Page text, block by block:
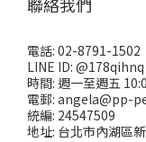
聯絡我們
電話: 02-8791-1502
LINE ID: @178qihnq
時間: 週一至週五
電郵: angela@pp-
統編: 24547509
地址: 台北市內湖區